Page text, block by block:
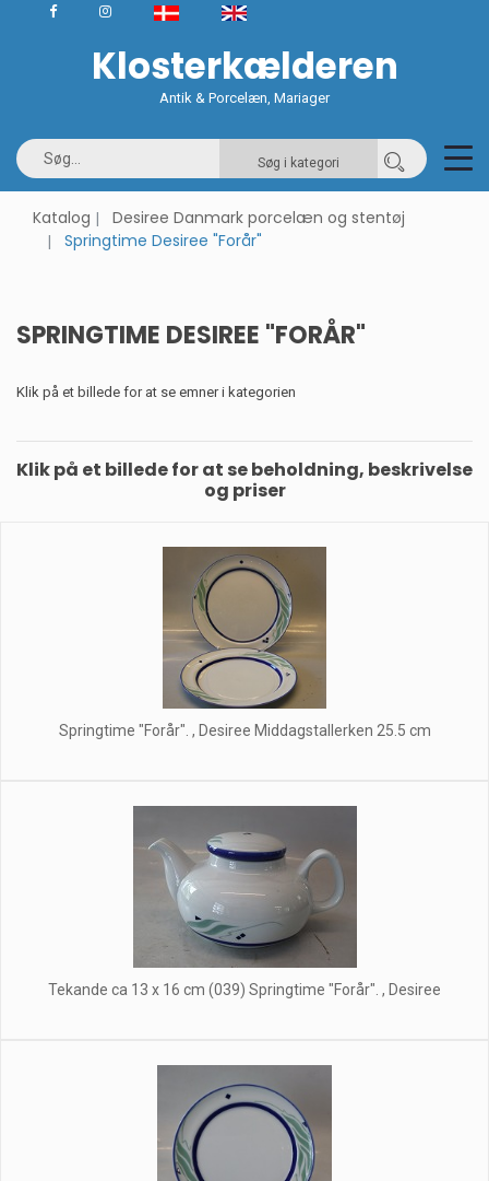
Klosterkælderen
Antik & Porcelæn, Mariager
Søg i kategori
Katalog
Desiree Danmark porcelæn og stentøj
Springtime Desiree "Forår"
SPRINGTIME DESIREE "FORÅR"
Klik på et billede for at se emner i kategorien
Klik på et billede for at se beholdning, beskrivelse
og priser
Springtime "Forår". , Desiree Middagstallerken 25.5 cm
Tekande ca 13 x 16 cm (039) Springtime "Forår". , Desiree